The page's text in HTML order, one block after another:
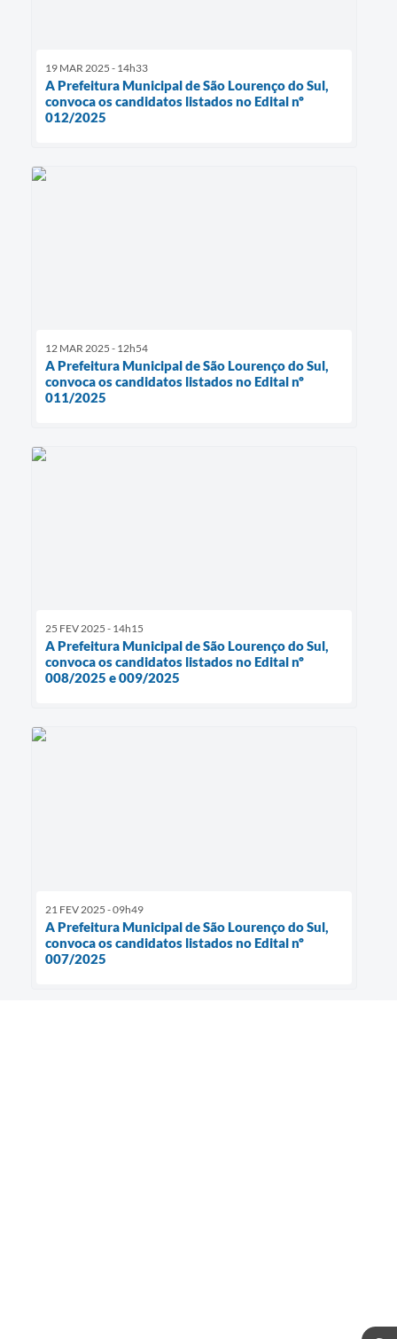
19 MAR 2025 - 14h33
A Prefeitura Municipal de São Lourenço do Sul,
convoca os candidatos listados no Edital nº
012/2025
12 MAR 2025 - 12h54
A Prefeitura Municipal de São Lourenço do Sul,
convoca os candidatos listados no Edital nº
011/2025
25 FEV 2025 - 14h15
A Prefeitura Municipal de São Lourenço do Sul,
convoca os candidatos listados no Edital nº
008/2025 e 009/2025
21 FEV 2025 - 09h49
A Prefeitura Municipal de São Lourenço do Sul,
convoca os candidatos listados no Edital nº
007/2025